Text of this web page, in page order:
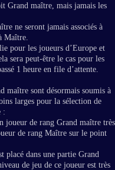
Grand maître, mais jamais les
ne seront jamais associés à
Maître.
pour les joueurs d’Europe et
sera peut-être le cas pour les
1 heure en file d’attente.
maître sont désormais soumis à
larges pour la sélection de
:
joueur de rang Grand maître très
de rang Maître sur le point
placé dans une partie Grand
de jeu de ce joueur est très